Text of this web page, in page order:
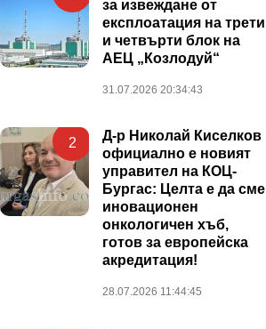
за извеждане от
експлоатация на трети
и четвърти блок на
АЕЦ „Козлодуй“
31.07.2026 20:34:43
2
Д-р Николай Киселков
официално е новият
управител на КОЦ-
Бургас: Целта е да сме
иновационен
онкологичен хъб,
готов за европейска
акредитация!
28.07.2026 11:44:45